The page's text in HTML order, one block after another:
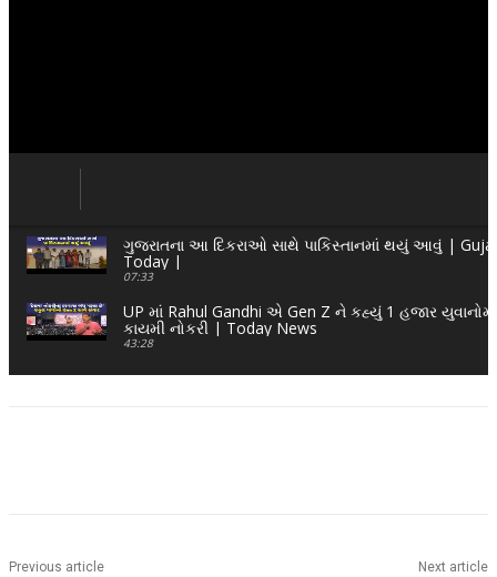
ગુજરાતના આ દિકરાઓ સાથે પાકિસ્તાનમાં થયું આવું |
Today |
07:33
UP માં Rahul Gandhi એ Gen Z ને કહ્યું 1 હજાર
કાયમી નોકરી | Today News
43:28
Previous article Next article